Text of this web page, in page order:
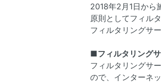
2018年2月1日から
原則としてフィル
フィルタリングサ
■フィルタリング
フィルタリングサ
ので、インターネ